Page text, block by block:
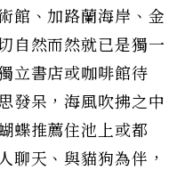
館、加路蘭海岸、金
自然而然就已是獨一
立書店或咖啡館待
發呆，海風吹拂之中
蝶推薦住池上或都
聊天、與貓狗為伴，